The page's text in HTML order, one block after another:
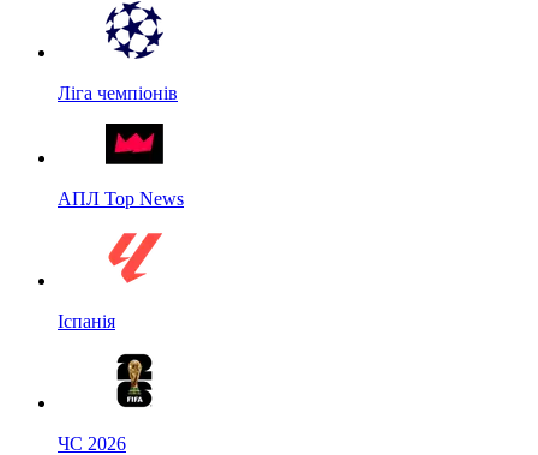
Ліга чемпіонів
АПЛ Top News
Іспанія
ЧС 2026